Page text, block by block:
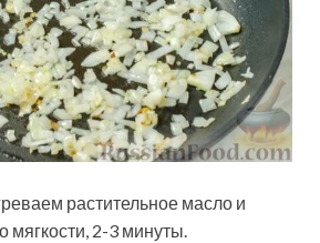
растительное масло и
мягкости, 2-3 минуты.